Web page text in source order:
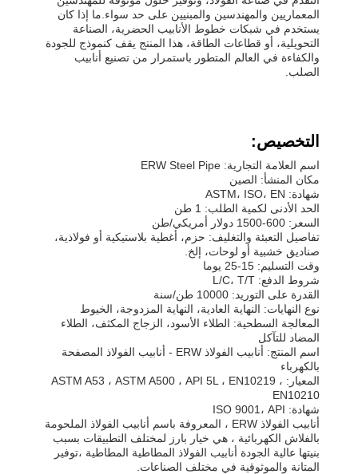
المعماريين والمهندسين والمبنيين على حد سواء.ما إذا كان
يستخدم في شبكات خطوط الأنابيب الحضرية، الصناعة
التحويلية، أو قطاعات الطاقة، هذا المنتج يقف كنموذج للجودة
والكفاءة في العالم المتطور باستمرار من تصنيع أنابيب
الصلب.
التخصيص:
اسم العلامة التجارية: ERW Steel Pipe
مكان المنشأ: الصين
شهادة: ASTM، ISO، EN
الحد الأدنى لكمية الطلب: 1 طن
السعر: 600-1500 دولار أمريكي/طن
تفاصيل التعبئة والتغليف: حزم، أغطية بلاستيكية أو فولاذية،
صناديق خشبية أو لوحات، إلخ.
وقت التسليم: 15-25 يوما
شروط الدفع: L/C، T/T
القدرة على التوريد: 10000 طن/سنة
نوع النهايات: النهاية العادية، النهاية المزدوجة، الخيوط
المعالجة السطحية: الطلاء الأسود، الزجاج المكثف، الطلاء
المضاد للتآكل
اسم المنتج: أنابيب الفولاذ ERW - أنابيب الفولاذ المصفحة
بالكهرباء
المعيار: ASTM A53 ، ASTM A500 ، API 5L ، EN10219 ،
EN10210
شهادة: ISO 9001، API
أنابيب الفولاذ ERW ، المعروفة باسم أنابيب الفولاذ الملحومة
بالفلاش الكهربائية ، هي خيار بارز لمختلف التطبيقات بسبب
بنيتها عالية الجودة أنابيب الفولاذ المطاطية المطاطية ،توفير
المتانة والموثوقية في مختلف الصناعات.